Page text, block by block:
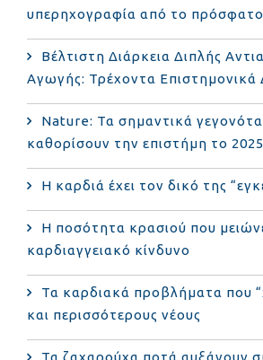
υπερηχογραφία από το
Bέλτιστη Διάρκεια Διπλής
Αγωγής: Τρέχοντα Επιστημονικά
Nature: Τα σημαντικά
καθορίσουν την επιστήμη το 2025
Η καρδιά έχει τον δικό της
Η ποσότητα κρασιού που
καρδιαγγειακό κίνδυνο
Τα καρδιακά προβλήματα που
και περισσότερους νέους
Τα ζαχαρούχα ποτά αυξάνουν